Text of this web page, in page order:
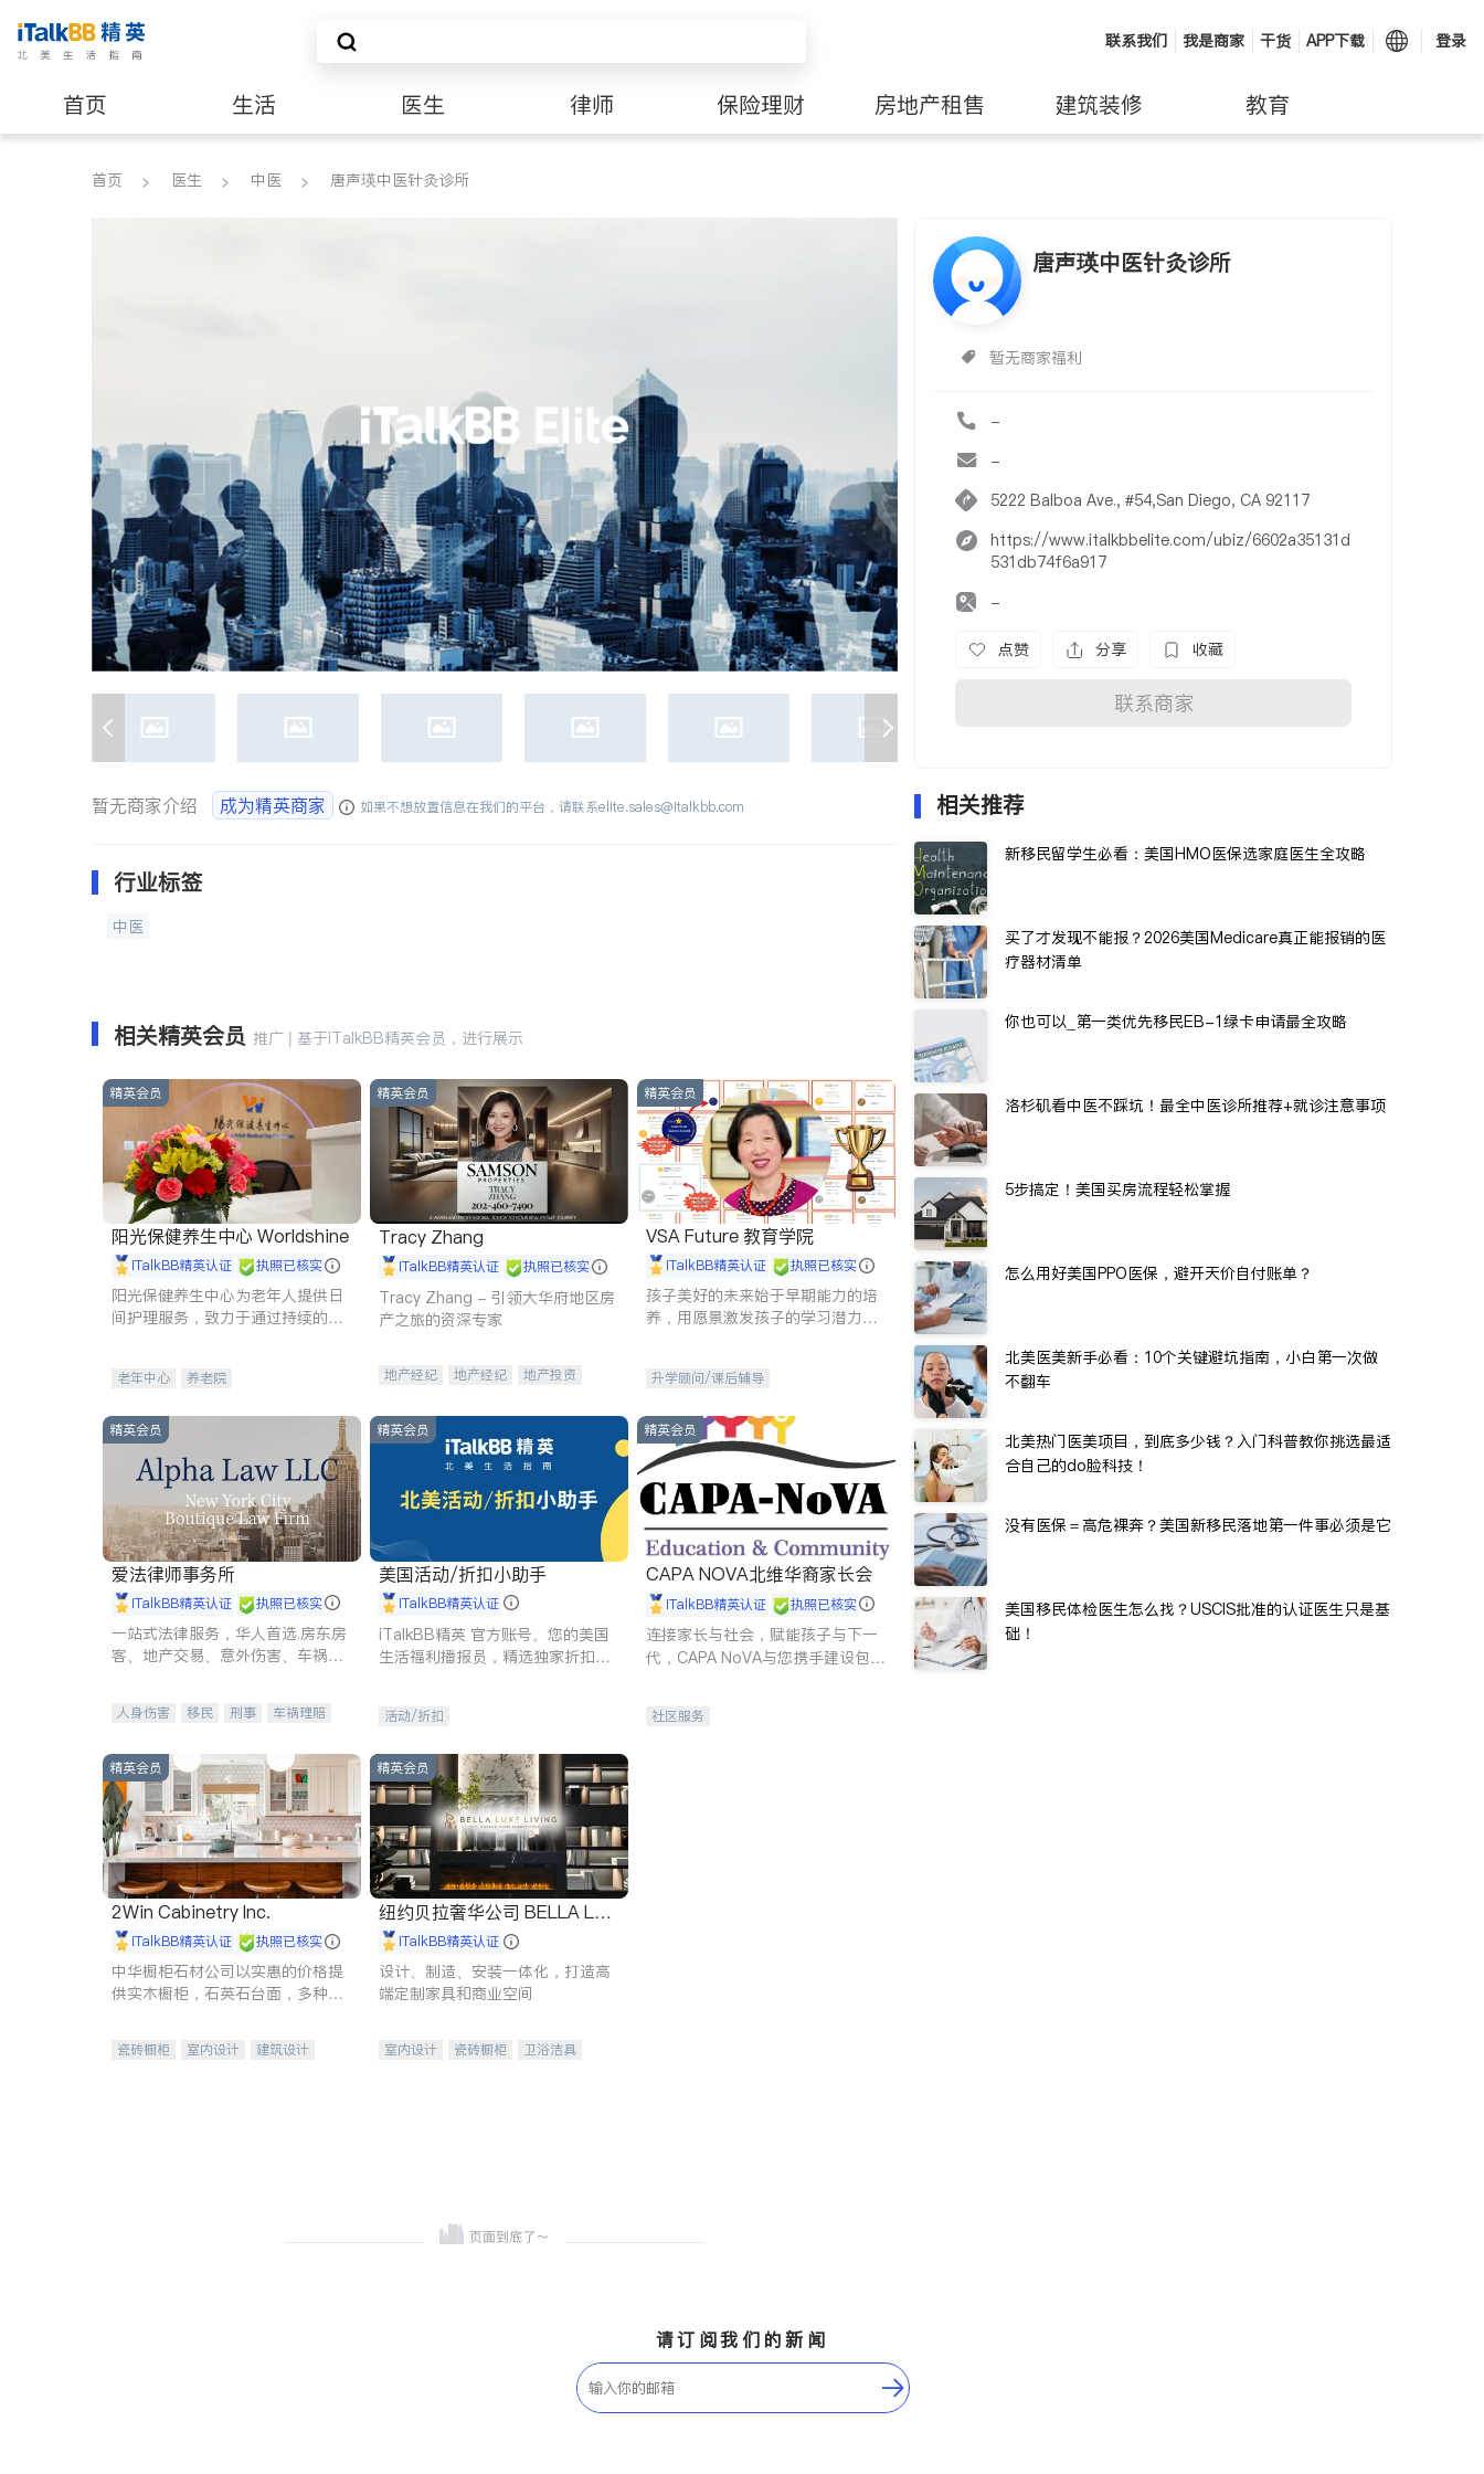
联系我们 我是商家 干货 APP下载 登录
首页 生活 医生 律师 保险理财 房地产租售 建筑装修 教育
养老 非盈利组织
首页 医生 中医 唐声瑛中医针灸诊所
唐声瑛中医针灸诊所
暂无商家福利
-
-
5222 Balboa Ave., #54,San Diego, CA 92117
https://www.italkbbelite.com/ubiz/6602a35131d
531db74f6a917
-
点赞 分享 收藏
联系商家
暂无商家介绍 成为精英商家 如果不想放置信息在我们的平台，请联系elite.sales@italkbb.com
行业标签
中医
相关精英会员 推广 | 基于iTalkBB精英会员，进行展示
精英会员
阳光保健养生中心 Worldshine
iTalkBB精英认证 执照已核实
阳光保健养生中心为老年人提供日
间护理服务，致力于通过持续的护
老年中心 养老院
精英会员
Tracy Zhang
iTalkBB精英认证 执照已核实
Tracy Zhang - 引领大华府地区房
产之旅的资深专家
地产经纪 地产经纪
地产投资
精英会员
VSA Future 教育学院
iTalkBB精英认证 执照已核实
孩子美好的未来始于早期能力的培
养，用愿景激发孩子的学习潜力和
升学顾问/课后辅导
精英会员
爱法律师事务所
iTalkBB精英认证 执照已核实
一站式法律服务，华人首选.房东房
客、地产交易、意外伤害、车祸重
人身伤害 移民 刑事
车祸理赔
商标注册
索赔 律师-其它 保释
精英会员
美国活动/折扣小助手
iTalkBB精英认证
iTalkBB精英 官方账号。您的美国
生活福利播报员，精选独家折扣、
活动/折扣
精英会员
CAPA NOVA北维华裔家长会
iTalkBB精英认证 执照已核实
连接家长与社会，赋能孩子与下一
代，CAPA NoVA与您携手建设包
社区服务
精英会员
2Win Cabinetry Inc.
iTalkBB精英认证 执照已核实
中华橱柜石材公司以实惠的价格提
供实木橱柜，石英石台面，多种优
机。品质厨房，家的选择。
瓷砖橱柜 室内设计
建筑设计
精英会员
纽约贝拉奢华公司 BELLA LUX
E iTalkBB精英认证
设计、制造、安装一体化，打造高
端定制家具和商业空间
室内设计 瓷砖橱柜
卫浴洁具
相关推荐
新移民留学生必看：美国HMO医保选家庭医生全攻略
买了才发现不能报？2026美国Medicare真正能报销的医
疗器材清单
你也可以_第一类优先移民EB-1绿卡申请最全攻略
洛杉矶看中医不踩坑！最全中医诊所推荐+就诊注意事项
5步搞定！美国买房流程轻松掌握
怎么用好美国PPO医保，避开天价自付账单？
北美医美新手必看：10个关键避坑指南，小白第一次做
不翻车
北美热门医美项目，到底多少钱？入门科普教你挑选最适
合自己的do脸科技！
没有医保＝高危裸奔？美国新移民落地第一件事必须是它
美国移民体检医生怎么找？USCIS批准的认证医生只是基
础！
请订阅我们的新闻